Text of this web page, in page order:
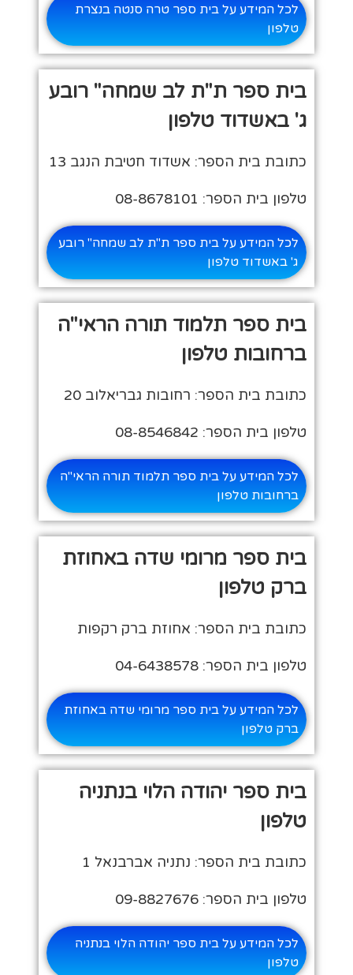
לכל המידע על בית ספר טרה סנטה בנצרת
טלפון
בית ספר ת"ת לב שמחה" רובע
ג' באשדוד טלפון
כתובת בית הספר: אשדוד חטיבת הנגב 13
טלפון בית הספר: 08-8678101
לכל המידע על בית ספר ת"ת לב שמחה" רובע
ג' באשדוד טלפון
בית ספר תלמוד תורה הראי"ה
ברחובות טלפון
כתובת בית הספר: רחובות גבריאלוב 20
טלפון בית הספר: 08-8546842
לכל המידע על בית ספר תלמוד תורה הראי"ה
ברחובות טלפון
בית ספר מרומי שדה באחוזת
ברק טלפון
כתובת בית הספר: אחוזת ברק רקפות
טלפון בית הספר: 04-6438578
לכל המידע על בית ספר מרומי שדה באחוזת
ברק טלפון
בית ספר יהודה הלוי בנתניה
טלפון
כתובת בית הספר: נתניה אברבנאל 1
טלפון בית הספר: 09-8827676
לכל המידע על בית ספר יהודה הלוי בנתניה
טלפון